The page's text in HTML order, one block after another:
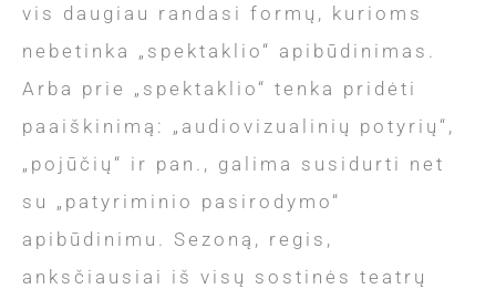
vis daugiau randasi formų, kurioms
nebetinka „spektaklio“ apibūdinimas.
Arba prie „spektaklio“ tenka pridėti
paaiškinimą: „audiovizualinių potyrių“,
„pojūčių“ ir pan., galima susidurti net
su „patyriminio pasirodymo“
apibūdinimu. Sezoną, regis,
anksčiausiai iš visų sostinės teatrų